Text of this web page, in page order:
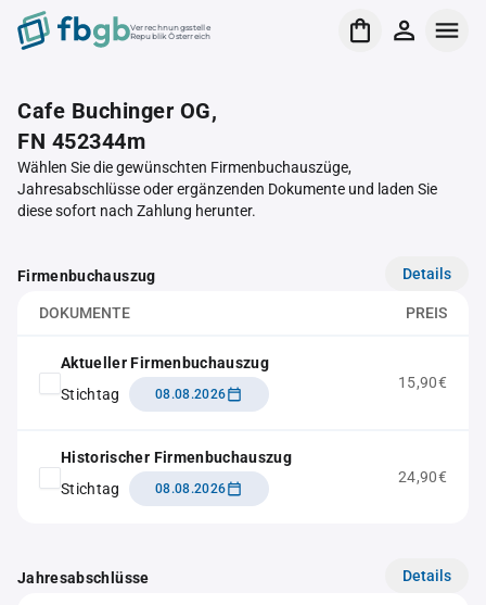
Verrechnungsstelle
Republik Österreich
Cafe Buchinger OG,
FN 452344m
Wählen Sie die gewünschten Firmenbuchauszüge,
Jahresabschlüsse oder ergänzenden Dokumente und laden Sie
diese sofort nach Zahlung herunter.
Firmenbuchauszug Details
DOKUMENTE PREIS
Aktueller Firmenbuchauszug
Stichtag
08.08.2026
15,90€
Historischer Firmenbuchauszug
Stichtag
08.08.2026
24,90€
Jahresabschlüsse Details